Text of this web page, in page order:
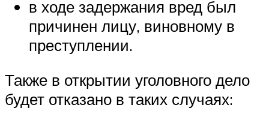
в ходе задержания вред был
причинен лицу, виновному в
преступлении.
Также в открытии уголовного дело
будет отказано в таких случаях: